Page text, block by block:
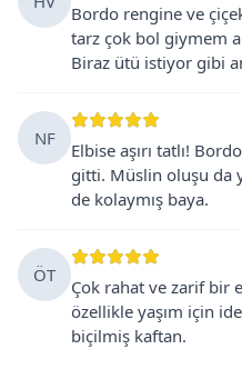
Bordo rengine ve
tarz çok bol giymem
Biraz ütü istiyor gibi
NF
Elbise aşırı tatlı!
gitti. Müslin oluşu da
de kolaymış baya.
ÖT
Çok rahat ve zarif bir
özellikle yaşım için
biçilmiş kaftan.